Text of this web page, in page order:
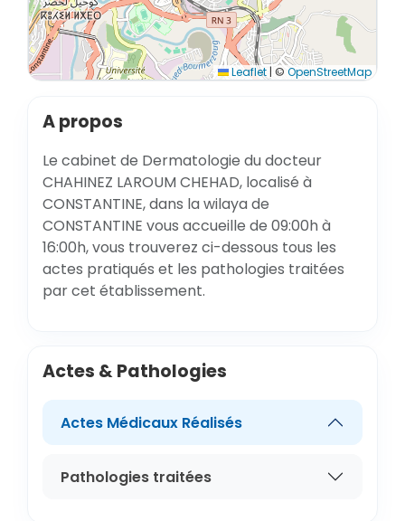
Leaflet | © OpenStreetMap
A propos
Le cabinet de Dermatologie du docteur
CHAHINEZ LAROUM CHEHAD, localisé à
CONSTANTINE, dans la wilaya de
CONSTANTINE vous accueille de 09:00h à
16:00h, vous trouverez ci-dessous tous les
actes pratiqués et les pathologies traitées
par cet établissement.
Actes & Pathologies
Actes Médicaux Réalisés
Pathologies traitées